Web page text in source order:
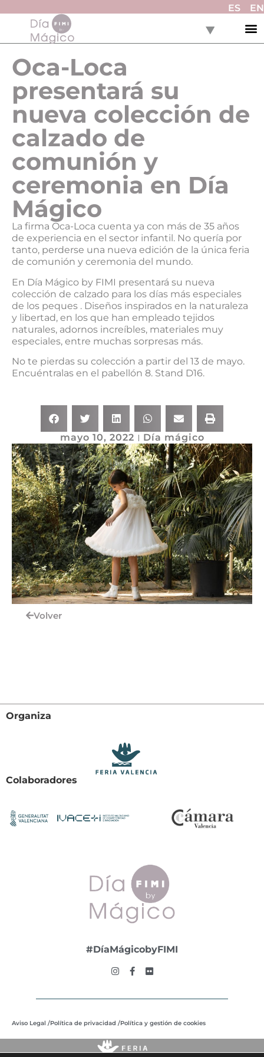
ES EN
Volver
mayo 10, 2022 Día mágico
Oca-Loca
presentará su
nueva colección de
calzado de
comunión y
ceremonia en Día
Mágico
La firma Oca-Loca cuenta ya con más de 35 años
de experiencia en el sector infantil. No quería por
tanto, perderse una nueva edición de la única feria
de comunión y ceremonia del mundo.
En Día Mágico by FIMI presentará su nueva
colección de calzado para los días más especiales
de los peques . Diseños inspirados en la naturaleza
y libertad, en los que han empleado tejidos
naturales, adornos increíbles, materiales muy
especiales, entre muchas sorpresas más.
No te pierdas su colección a partir del 13 de mayo.
Encuéntralas en el pabellón 8. Stand D16.
Organiza
Colaboradores
#DíaMágicobyFIMI
Aviso Legal /Política de privacidad /Política y gestión de cookies